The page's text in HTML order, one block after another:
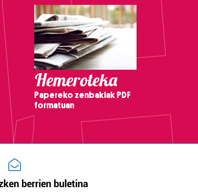
Hemeroteka
Papereko zenbakiak PDF
formatuan
berrien buletina